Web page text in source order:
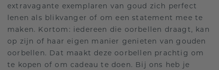
extravagante exemplaren van goud zich perfect
lenen als blikvanger of om een statement mee te
maken. Kortom: iedereen die oorbellen draagt, kan
op zijn of haar eigen manier genieten van gouden
oorbellen. Dat maakt deze oorbellen prachtig om
te kopen of om cadeau te doen. Bij ons heb je